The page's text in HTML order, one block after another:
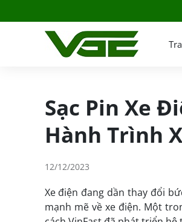
Sạc Pin Xe
Hành Trình
12/12/2023
Xe điện đang dần thay đổi
mạnh mẽ về xe điện. Một